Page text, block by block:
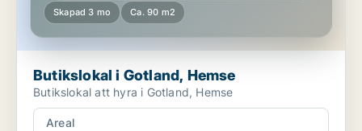
Skapad 3 mo Ca. 90 m2
Butikslokal i Gotland, Hemse
Butikslokal att hyra i Gotland, Hemse
Areal